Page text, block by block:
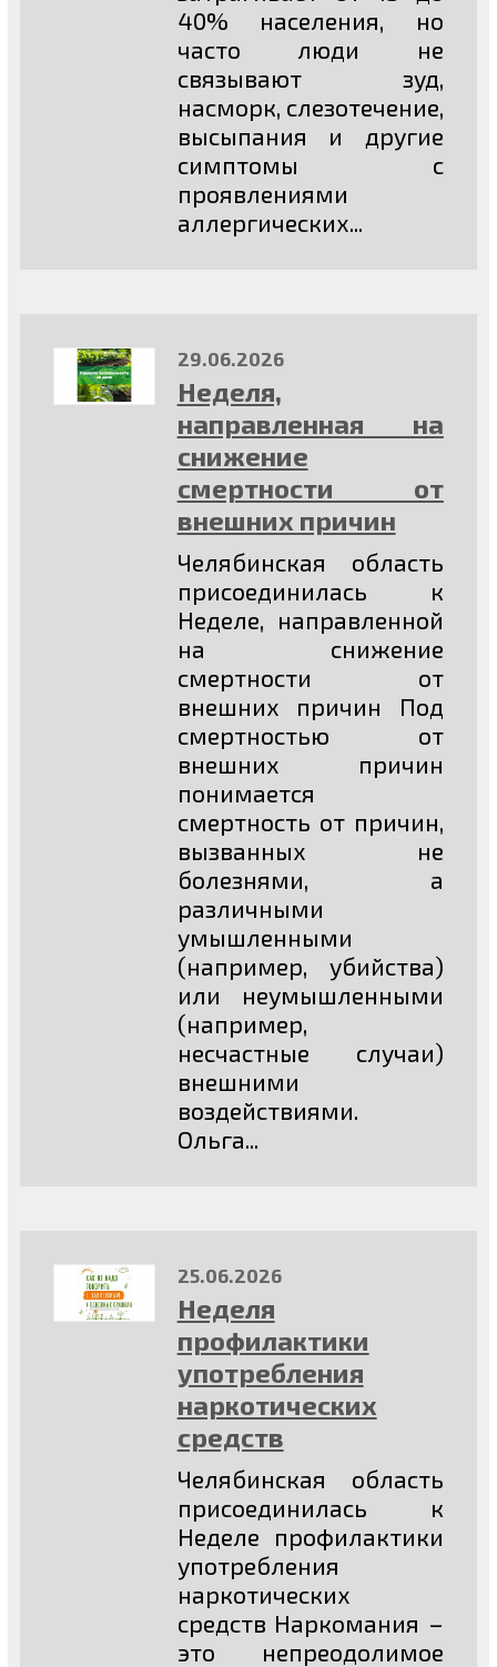
40% населения, но
часто люди не
связывают зуд,
насморк, слезотечение,
высыпания и другие
симптомы с
проявлениями
аллергических...
29.06.2026
Неделя,
направленная на
снижение
смертности от
внешних причин
Челябинская область
присоединилась к
Неделе, направленной
на снижение
смертности от
внешних причин Под
смертностью от
внешних причин
понимается
смертность от причин,
вызванных не
болезнями, а
различными
умышленными
(например, убийства)
или неумышленными
(например,
несчастные случаи)
внешними
воздействиями.
Ольга...
25.06.2026
Неделя
профилактики
употребления
наркотических
средств
Челябинская область
присоединилась к
Неделе профилактики
употребления
наркотических
средств Наркомания –
это непреодолимое